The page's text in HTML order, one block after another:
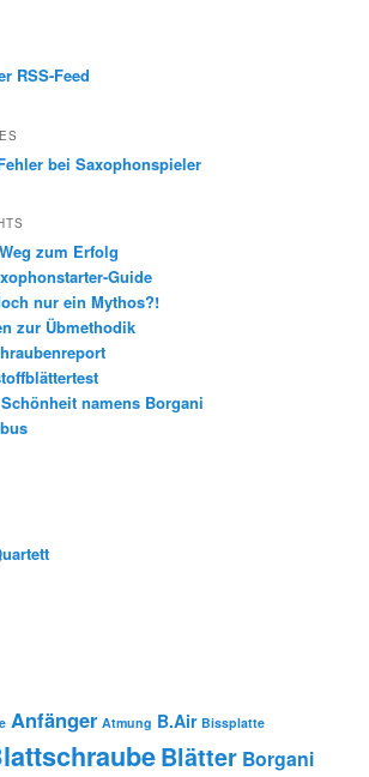
RSS-Feed
bei Saxophonspieler
zum Erfolg
Guide
nur ein Mythos?!
zur Übmethodik
namens Borgani
Anfänger Atmung B.Air Bissplatte
Blätter Borgani